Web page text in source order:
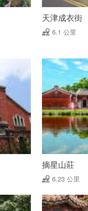
天津成衣街
6.1 公里
摘星山莊
6.23 公里